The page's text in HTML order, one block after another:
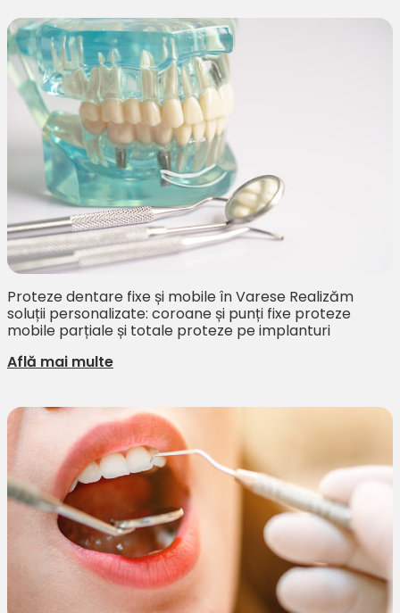
Proteze dentare fixe și mobile în Varese Realizăm
soluții personalizate: coroane și punți fixe proteze
mobile parțiale și totale proteze pe implanturi
Află mai multe